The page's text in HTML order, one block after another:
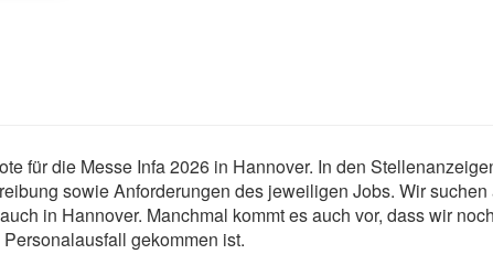
für die Messe Infa 2026 in Hannover. In den
sowie Anforderungen des jeweiligen Jobs. Wir suchen
in Hannover. Manchmal kommt es auch vor, dass wir
gekommen ist.